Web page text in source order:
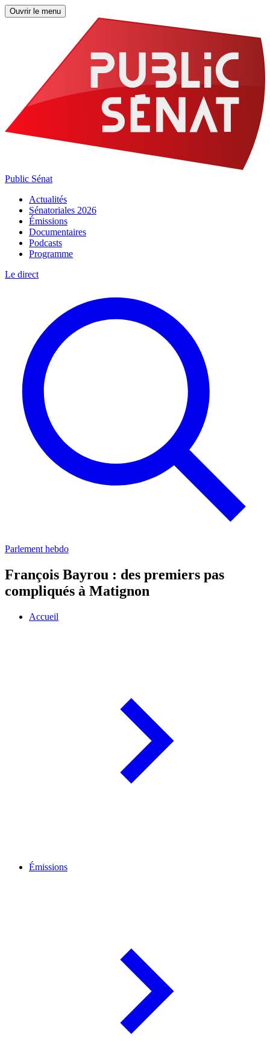
Ouvrir le menu
Public Sénat
Actualités
Sénatoriales 2026
Émissions
Documentaires
Podcasts
Programme
Le direct
Parlement hebdo
François Bayrou : des premiers pas
compliqués à Matignon
Accueil
Émissions